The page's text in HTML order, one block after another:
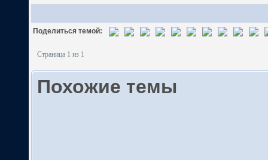
Поделиться темой:
Страница 1 из 1
Похожие темы